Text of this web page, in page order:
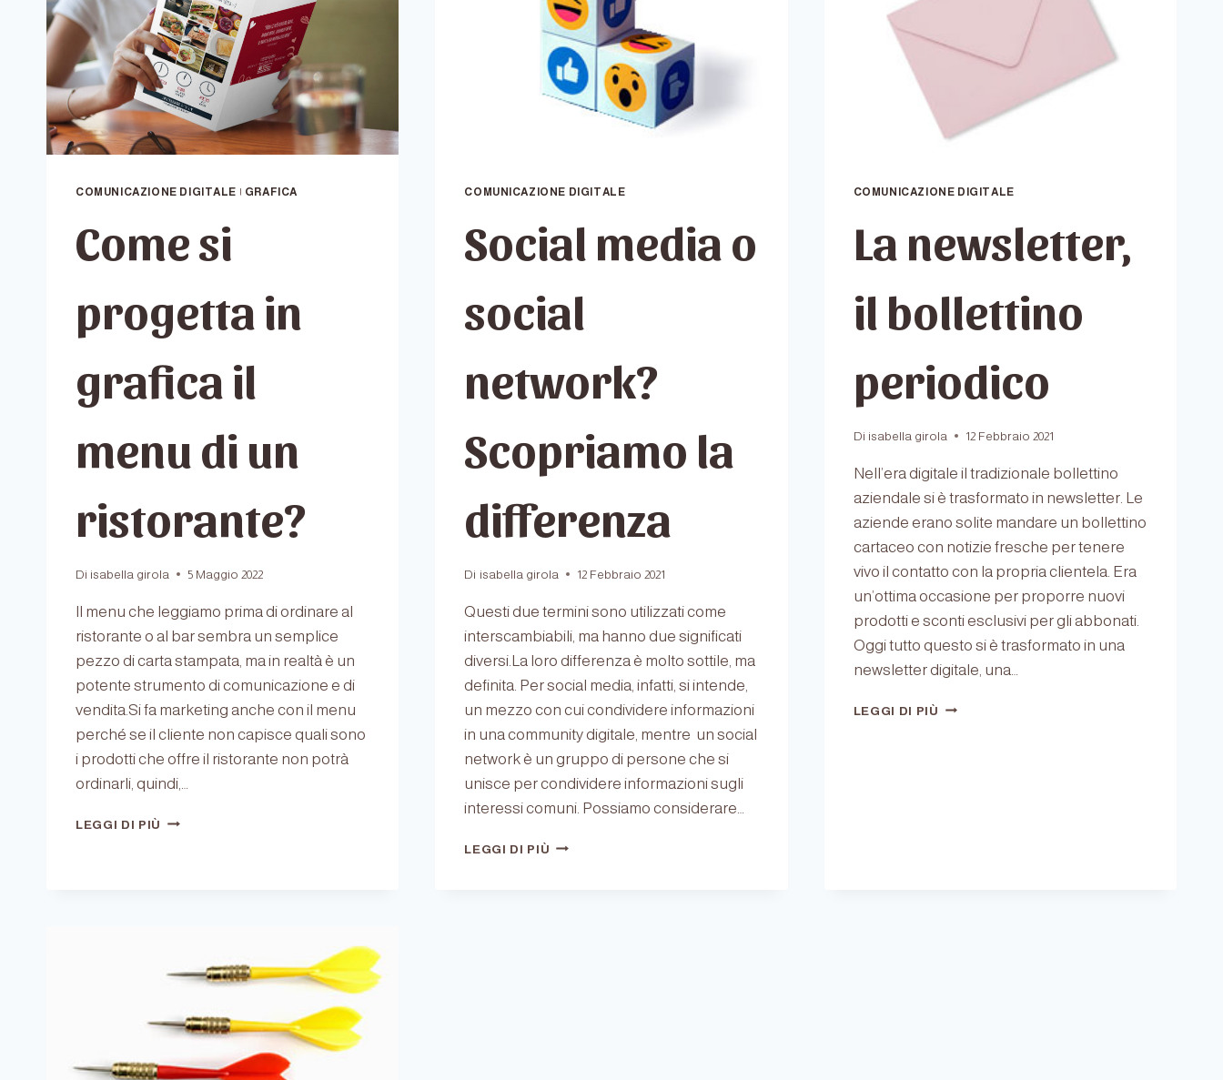
COMUNICAZIONE DIGITALE | GRAFICA
Come si
progetta in
grafica il
menu di un
ristorante?
Di isabella girola 5 Maggio 2022
Il menu che leggiamo prima di ordinare al
ristorante o al bar sembra un semplice
pezzo di carta stampata, ma in realtà è un
potente strumento di comunicazione e di
vendita.Si fa marketing anche con il menu
perché se il cliente non capisce quali sono
i prodotti che offre il ristorante non potrà
ordinarli, quindi,…
LEGGI DI PIÙ COME
UN
COMUNICAZIONE DIGITALE
Social media o
social
network?
Scopriamo la
differenza
Di isabella girola 12 Febbraio 2021
Questi due termini sono utilizzati come
interscambiabili, ma hanno due significati
diversi.La loro differenza è molto sottile, ma
definita. Per social media, infatti, si intende,
un mezzo con cui condividere informazioni
in una community digitale, mentre un social
network è un gruppo di persone che si
unisce per condividere informazioni sugli
interessi comuni. Possiamo considerare…
LEGGI DI PIÙ SOCIAL
COMUNICAZIONE DIGITALE
La newsletter,
il bollettino
periodico
Di isabella girola 12 Febbraio 2021
Nell’era digitale il tradizionale bollettino
aziendale si è trasformato in newsletter. Le
aziende erano solite mandare un bollettino
cartaceo con notizie fresche per tenere
vivo il contatto con la propria clientela. Era
un’ottima occasione per proporre nuovi
prodotti e sconti esclusivi per gli abbonati.
Oggi tutto questo si è trasformato in una
newsletter digitale, una…
LEGGI DI PIÙ LA